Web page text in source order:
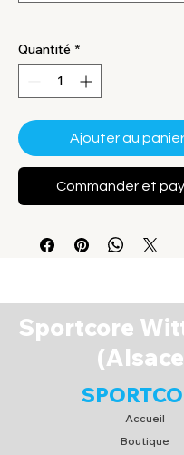
Quantité *
Ajouter au panier
Commander et
Sportcore
Accueil
Boutique